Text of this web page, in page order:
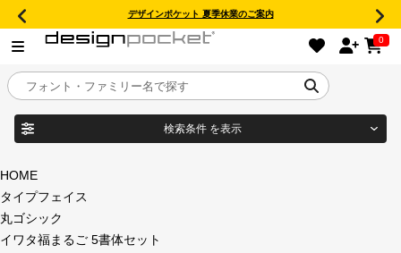
デザインポケット 夏季休業のご案内
0
目的別フォントガイド
特集
検索条件 を表示
商品名
HOME
タイプフェイス
丸ゴシック
イワタ福まるご 5書体セット